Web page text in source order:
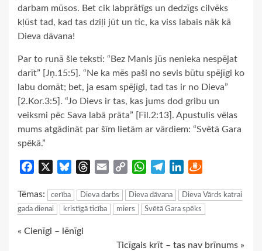
darbam mūsos. Bet cik labprātīgs un dedzīgs cilvēks
kļūst tad, kad tas dziļi jūt un tic, ka viss labais nāk kā
Dieva dāvana!
Par to runā šie teksti: “Bez Manis jūs nenieka nespējat
darīt” [Jņ.15:5]. “Ne ka mēs paši no sevis būtu spējīgi ko
labu domāt; bet, ja esam spējīgi, tad tas ir no Dieva”
[2.Kor.3:5]. “Jo Dievs ir tas, kas jums dod gribu un
veiksmi pēc Sava labā prāta” [Fil.2:13]. Apustulis vēlas
mums atgādināt par šīm lietām ar vārdiem: “Svētā Gara
spēkā.”
Facebook BlueskyThreads
Email
Copy
WhatsApp
TelegramLinkedIn
Tēmas: cerība Dieva darbs Dieva dāvana
Dieva Vārds katrai
gada dienai
kristīgā ticība miers Svētā Gara spēks
Continue
« Cienīgi – lēnīgi
Ticīgais krīt – tas nav brīnums »